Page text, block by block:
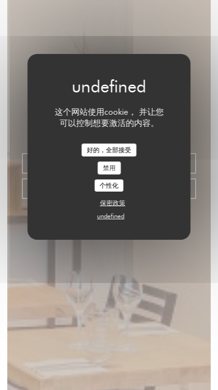
这个网站使用cookie， 并让您
可以控制想要激活的内容。
好的，全部接受
禁用
个性化
保密政策
undefined
SOYA CANTINE BIO
预订餐位
带走